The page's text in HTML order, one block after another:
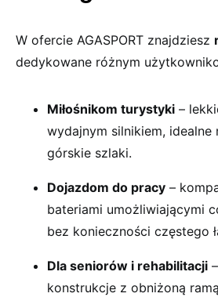
W ofercie AGASPORT znajdziesz
dedykowane różnym
Miłośnikom turystyki –
wydajnym silnikiem, idealne
górskie szlaki.
Dojazdom do pracy –
bateriami umożliwiającymi
bez konieczności częstego
Dla seniorów i rehabilitacji
konstrukcje z obniżoną